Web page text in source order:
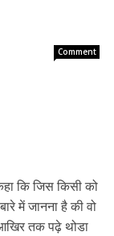
Comment
कि जिस किसी को
में जानना है की वो
तक पढ़े थोडा